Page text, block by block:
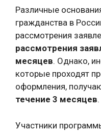
Различные
гражданства в
рассмотрения
рассмотрения
месяцев. Однако,
которые проходят
оформления,
течение 3 месяцев.
Участники